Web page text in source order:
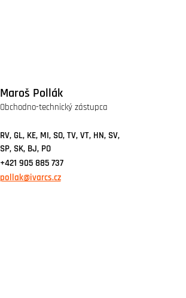
Maroš Pollák
Obchodno-technický zástupca
RV, GL, KE, MI, SO, TV, VT, HN, SV,
SP, SK, BJ, PO
+421 905 885 737
pollak@ivarcs.cz